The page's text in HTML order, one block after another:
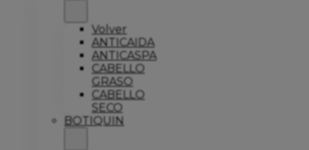
Volver
ANTICAIDA
ANTICASPA
CABELLO
GRASO
CABELLO
SECO
BOTIQUIN